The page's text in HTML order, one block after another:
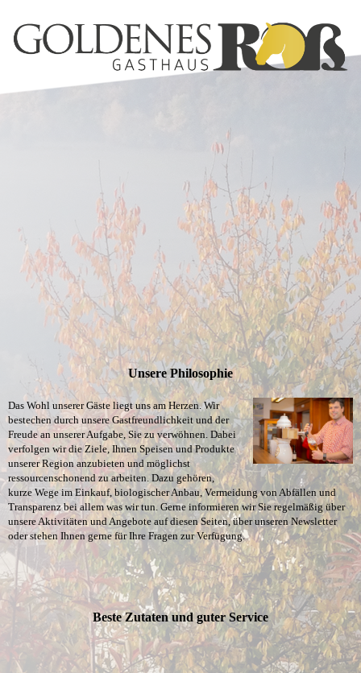
Unsere Philosophie
Das Wohl unserer Gäste liegt uns am Herzen. Wir
bestechen durch unsere Gastfreundlichkeit und der
Freude an unserer Aufgabe, Sie zu verwöhnen. Dabei
verfolgen wir die Ziele, Ihnen Speisen und Produkte
unserer Region anzubieten und möglichst
ressourcenschonend zu arbeiten. Dazu gehören,
kurze Wege im Einkauf, biologischer Anbau, Vermeidung von Abfällen und
Transparenz bei allem was wir tun. Gerne informieren wir Sie regelmäßig über
unsere Aktivitäten und Angebote auf diesen Seiten, über unseren Newsletter
oder stehen Ihnen gerne für Ihre Fragen zur Verfügung.
Beste Zutaten und guter Service